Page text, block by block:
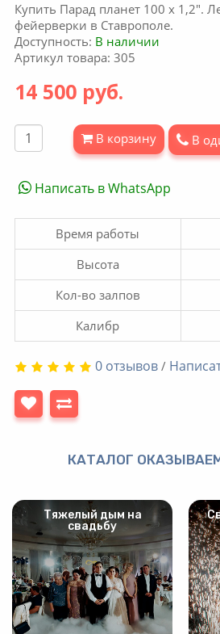
Купить Парад планет 100 x 1,2".
фейерверки в Ставрополе.
Доступность: В наличии
Артикул товара: 305
14 500 руб.
В корзину В
Написать в WhatsApp
Время работы
Высота
Кол-во залпов
Калибр
0 отзывов/
КАТАЛОГ
Тяжелый дым на
свадьбу